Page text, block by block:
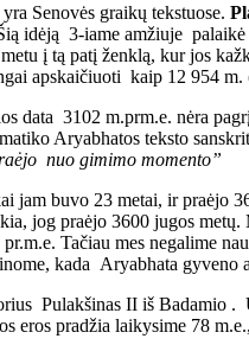
Senovės graikų tekstuose.
idėją 3-iame amžiuje
į tą patį ženklą, kur jos
apskaičiuoti kaip 12 954 m.
data 3102 m.prm.e. nėra
Aryabhatos teksto
nuo gimimo momento”
jam buvo 23 metai, ir praėjo
jog praėjo 3600 jugos
Tačiau mes negalime
kada Aryabhata gyveno
Pulakšinas II iš Badamio .
eros pradžia laikysime 78